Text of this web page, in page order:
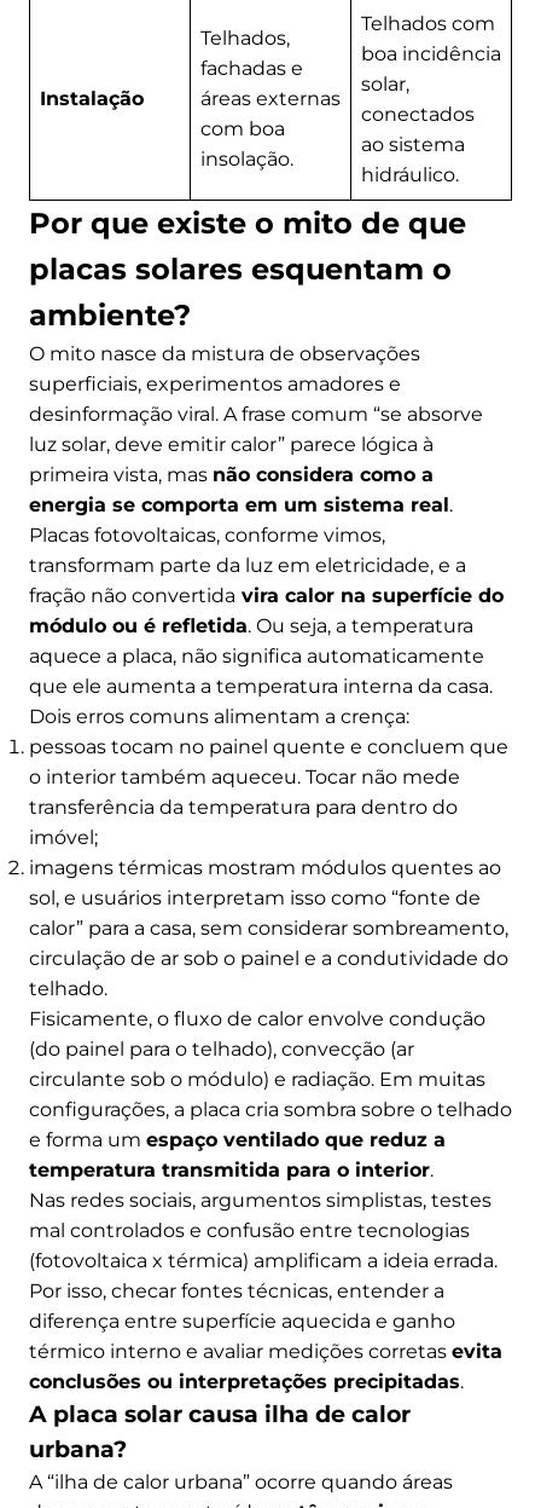
Instalação
Telhados,
fachadas e
áreas externas
com boa
insolação.
Telhados com
boa incidência
solar,
conectados
ao sistema
hidráulico.
Por que existe o mito de que
placas solares esquentam o
ambiente?
O mito nasce da mistura de observações
superficiais, experimentos amadores e
desinformação viral. A frase comum “se absorve
luz solar, deve emitir calor” parece lógica à
primeira vista, mas não considera como a
energia se comporta em um sistema real.
Placas fotovoltaicas, conforme vimos,
transformam parte da luz em eletricidade, e a
fração não convertida vira calor na superfície do
módulo ou é refletida. Ou seja, a temperatura
aquece a placa, não significa automaticamente
que ele aumenta a temperatura interna da casa.
Dois erros comuns alimentam a crença:
pessoas tocam no painel quente e concluem que
o interior também aqueceu. Tocar não mede
transferência da temperatura para dentro do
imóvel;
imagens térmicas mostram módulos quentes ao
sol, e usuários interpretam isso como “fonte de
calor” para a casa, sem considerar sombreamento,
circulação de ar sob o painel e a condutividade do
telhado.
Fisicamente, o fluxo de calor envolve condução
(do painel para o telhado), convecção (ar
circulante sob o módulo) e radiação. Em muitas
configurações, a placa cria sombra sobre o telhado
e forma um espaço ventilado que reduz a
temperatura transmitida para o interior.
Nas redes sociais, argumentos simplistas, testes
mal controlados e confusão entre tecnologias
(fotovoltaica x térmica) amplificam a ideia errada.
Por isso, checar fontes técnicas, entender a
diferença entre superfície aquecida e ganho
térmico interno e avaliar medições corretas evita
conclusões ou interpretações precipitadas.
A placa solar causa ilha de calor
urbana?
A “ilha de calor urbana” ocorre quando áreas